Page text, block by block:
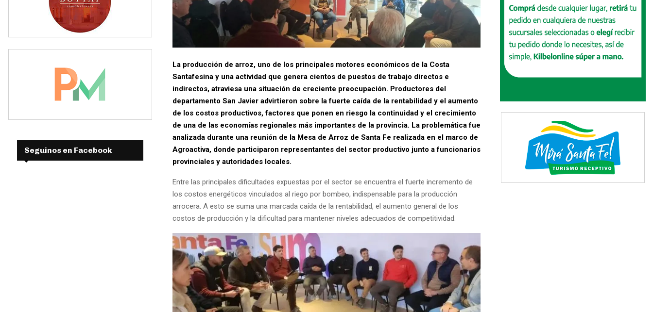
La producción de arroz, uno de los principales motores económicos de la Costa
Santafesina y una actividad que genera cientos de puestos de trabajo directos e
indirectos, atraviesa una situación de creciente preocupación. Productores del
departamento San Javier advirtieron sobre la fuerte caída de la rentabilidad y el aumento
de los costos productivos, factores que ponen en riesgo la continuidad y el crecimiento
de una de las economías regionales más importantes de la provincia. La problemática fue
analizada durante una reunión de la Mesa de Arroz de Santa Fe realizada en el marco de
Agroactiva, donde participaron representantes del sector productivo junto a funcionarios
provinciales y autoridades locales.
Entre las principales dificultades expuestas por el sector se encuentra el fuerte incremento de
los costos energéticos vinculados al riego por bombeo, indispensable para la producción
arrocera. A esto se suma una marcada caída de la rentabilidad, el aumento general de los
costos de producción y la dificultad para mantener niveles adecuados de competitividad.
Seguinos en Facebook